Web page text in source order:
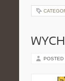
POSTED